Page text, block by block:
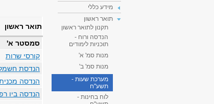
מידע כללי
תואר ראשון
תקנון לתואר ראשון
הנדסה ורוח -
תוכניות לימודים
מנות סמ' א'
מנות סמ' ב'
מערכת שעות -
תשע"ח
לוח בחינות -
תואר ראשון
סמסטר א'
קורסי שרות
הנדסת
הנדסה
הנדסה ביו